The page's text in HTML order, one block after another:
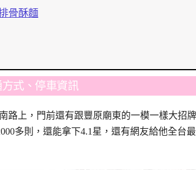
骨酥麵
式、停車資訊
路上，門前還有跟豐原廟東的一模一樣大招
多則，還能拿下4.1星，還有網友給他全台